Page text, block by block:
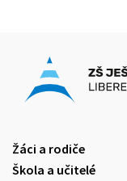
Žáci a rodiče
Škola a učitelé